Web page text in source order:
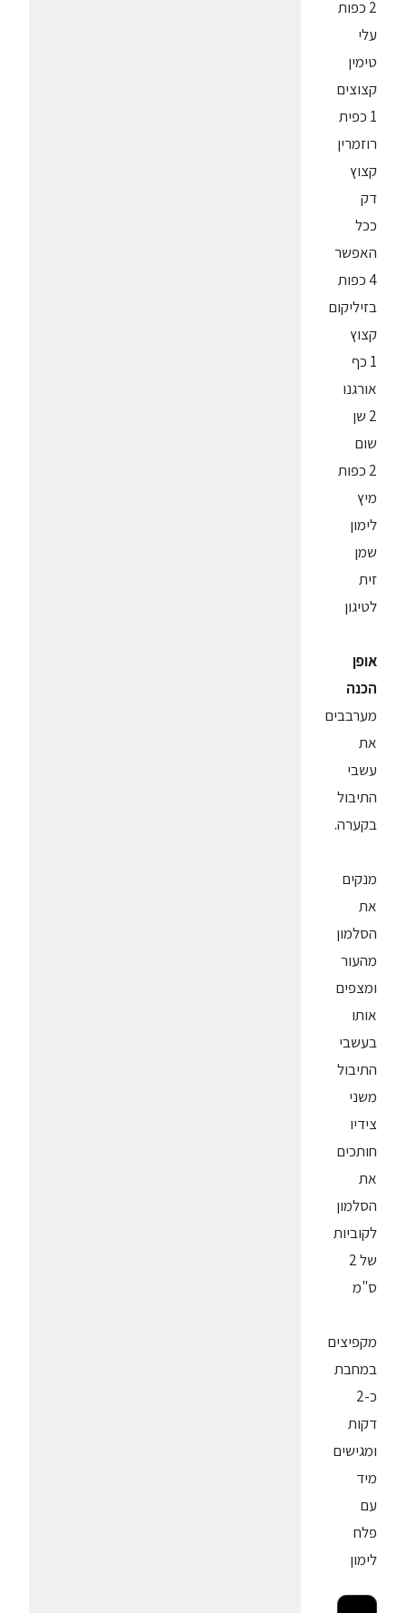
2 כפות
עלי
טימין
קצוצים
1 כפית
רוזמרין
קצוץ
דק
ככל
האפשר
4 כפות
בזיליקום
קצוץ
1 כף
אורגנו
2 שן
שום
2 כפות
מיץ
לימון
שמן
זית
לטיגון
אופן
הכנה
מערבבים
את
עשבי
התיבול
בקערה.
מנקים
את
הסלמון
מהעור
ומצפים
אותו
בעשבי
התיבול
משני
צידיו
חותכים
את
הסלמון
לקוביות
של 2
ס"מ
מקפיצים
במחבת
כ-2
דקות
ומגישים
מיד
עם
פלח
לימון